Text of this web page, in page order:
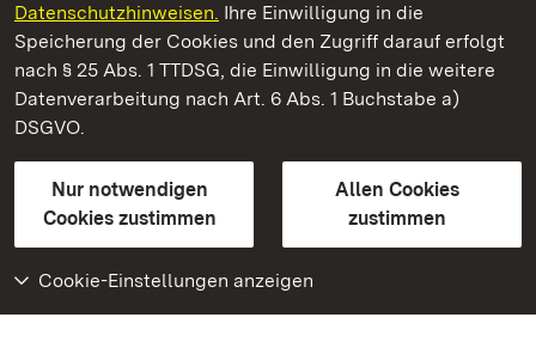
Datenschutzhinweisen. Ihre Einwilligung in die
Speicherung der Cookies und den Zugriff darauf erfolgt
nach § 25 Abs. 1 TTDSG, die Einwilligung in die weitere
Datenverarbeitung nach Art. 6 Abs. 1 Buchstabe a)
DSGVO.
Nur notwendigen
Cookies zustimmen
Allen Cookies
zustimmen
Cookie-Einstellungen anzeigen
Residenzschloss Ludwigsburg
Staatliche Schlösser und Gärten Baden-Württemberg
Kontakt
GebärdenspracheLeichte Sprache
Erklärung zur Barrierefreiheit
BITV-konform (geprüfte Seiten)
Weiteres